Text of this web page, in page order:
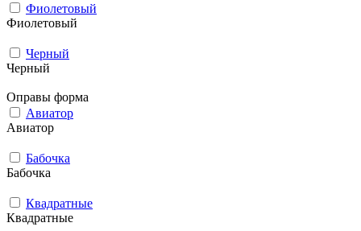
Фиолетовый
Фиолетовый
Черный
Черный
Оправы форма
Авиатор
Авиатор
Бабочка
Бабочка
Квадратные
Квадратные